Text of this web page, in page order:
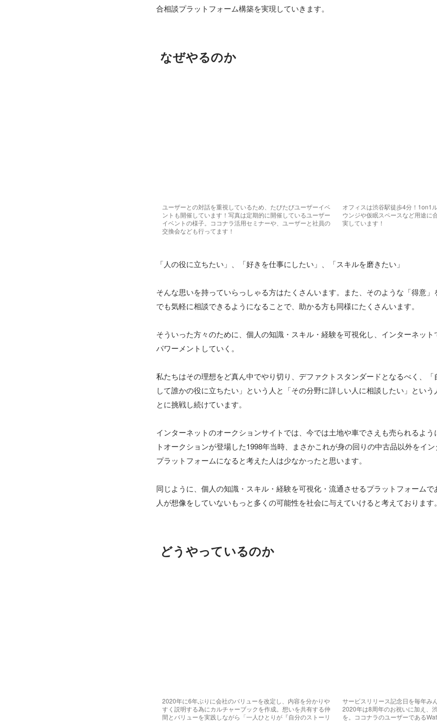
合相談プラットフォーム構築を実現していきます。
なぜやるのか
ユーザーとの対話を重視しているため、たびたびユーザーイベ
ントも開催しています！写真は定期的に開催しているユーザー
イベントの様子。ココナラ活用セミナーや、ユーザーと社員の
交換会なども行ってます！
オフィスは渋谷駅徒歩4分！1on1
ウンジや仮眠スペースなど用途に
実しています！
「人の役に立ちたい」、「好きを仕事にしたい」、「スキルを磨きたい」
そんな思いを持っていらっしゃる方はたくさんいます。また、そのような「得意
でも気軽に相談できるようになることで、助かる方も同様にたくさんいます。
そういった方々のために、個人の知識・スキル・経験を可視化し、インターネッ
パワーメントしていく。
私たちはその理想をど真ん中でやり切り、デファクトスタンダードとなるべく、
して誰かの役に立ちたい」という人と「その分野に詳しい人に相談したい」という
とに挑戦し続けています。
インターネットのオークションサイトでは、今では土地や車でさえも売られるよう
トオークションが登場した1998年当時、まさかこれが身の回りの中古品以外をイ
プラットフォームになると考えた人は少なかったと思います。
同じように、個人の知識・スキル・経験を可視化・流通させるプラットフォーム
人が想像をしていないもっと多くの可能性を社会に与えていけると考えております。
どうやっているのか
2020年に6年ぶりに会社のバリューを改定し、内容を分かりや
すく説明する為にカルチャーブックを作成。想いを共有する仲
間とバリューを実践しながら「一人ひとりが『自分のストーリ
サービスリリース記念日を毎年み
2020年は8周年のお祝いに加え、
を。ココナラのユーザーである